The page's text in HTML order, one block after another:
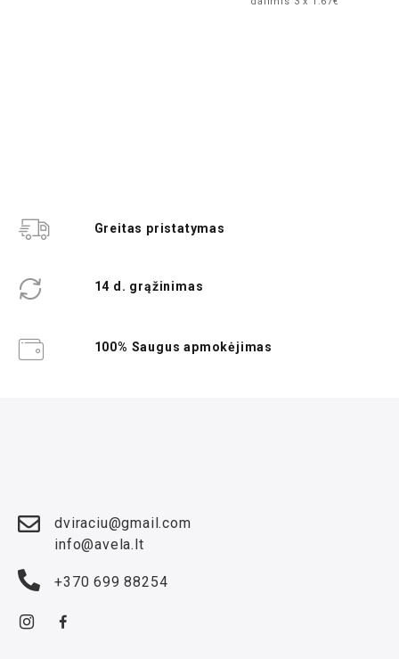
Greitas pristatymas
14 d. grąžinimas
100% Saugus apmokėjimas
dviraciu@gmail.com
info@avela.lt
+370 699 88254